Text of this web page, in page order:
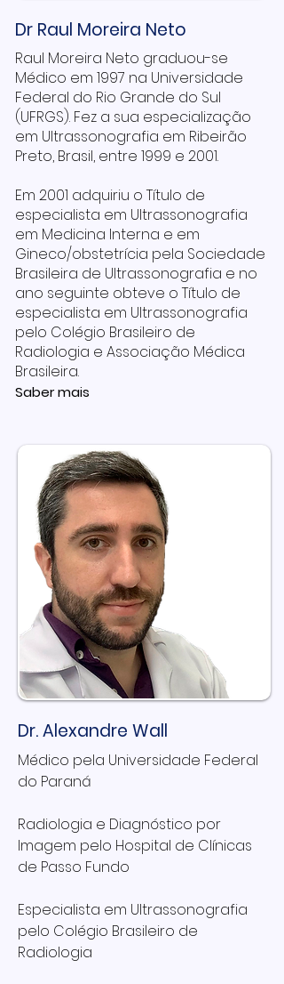
Dr Raul Moreira Neto
Raul Moreira Neto graduou-se
Médico em 1997 na Universidade
Federal do Rio Grande do Sul
(UFRGS). Fez a sua especialização
em Ultrassonografia em Ribeirão
Preto, Brasil, entre 1999 e 2001.
Em 2001 adquiriu o Título de
especialista em Ultrassonografia
em Medicina Interna e em
Gineco/obstetrícia pela Sociedade
Brasileira de Ultrassonografia e no
ano seguinte obteve o Título de
especialista em Ultrassonografia
pelo Colégio Brasileiro de
Radiologia e Associação Médica
Brasileira.
Saber mais
Dr. Alexandre Wall
Médico pela Universidade Federal
do Paraná
Radiologia e Diagnóstico por
Imagem pelo Hospital de Clínicas
de Passo Fundo
Especialista em Ultrassonografia
pelo Colégio Brasileiro de
Radiologia